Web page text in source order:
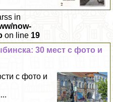
in
now-
on line 19
30 мест с фото и
с фото и